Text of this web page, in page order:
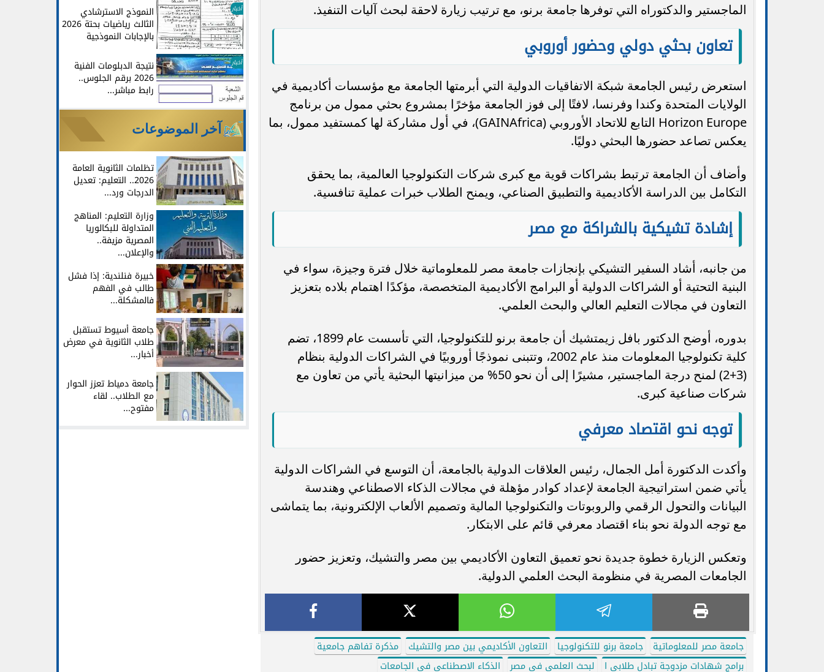
الماجستير والدكتوراه التي توفرها جامعة برنو، مع ترتيب زيارة لاحقة لبحث آليات التنفيذ.
تعاون بحثي دولي وحضور أوروبي
استعرض رئيس الجامعة شبكة الاتفاقيات الدولية التي أبرمتها الجامعة مع مؤسسات أكاديمية في
الولايات المتحدة وكندا وفرنسا، لافتًا إلى فوز الجامعة مؤخرًا بمشروع بحثي ممول من برنامج
Horizon Europe التابع للاتحاد الأوروبي (GAINAfrica)، في أول مشاركة لها كمستفيد ممول، بما
يعكس تصاعد حضورها البحثي دوليًا.
وأضاف أن الجامعة ترتبط بشراكات قوية مع كبرى شركات التكنولوجيا العالمية، بما يحقق
التكامل بين الدراسة الأكاديمية والتطبيق الصناعي، ويمنح الطلاب خبرات عملية تنافسية.
إشادة تشيكية بالشراكة مع مصر
من جانبه، أشاد السفير التشيكي بإنجازات جامعة مصر للمعلوماتية خلال فترة وجيزة، سواء في
البنية التحتية أو الشراكات الدولية أو البرامج الأكاديمية المتخصصة، مؤكدًا اهتمام بلاده بتعزيز
التعاون في مجالات التعليم العالي والبحث العلمي.
بدوره، أوضح الدكتور بافل زيمتشيك أن جامعة برنو للتكنولوجيا، التي تأسست عام 1899، تضم
كلية تكنولوجيا المعلومات منذ عام 2002، وتتبنى نموذجًا أوروبيًا في الشراكات الدولية بنظام
(3+2) لمنح درجة الماجستير، مشيرًا إلى أن نحو 50% من ميزانيتها البحثية يأتي من تعاون مع
شركات صناعية كبرى.
توجه نحو اقتصاد معرفي
وأكدت الدكتورة أمل الجمال، رئيس العلاقات الدولية بالجامعة، أن التوسع في الشراكات الدولية
يأتي ضمن استراتيجية الجامعة لإعداد كوادر مؤهلة في مجالات الذكاء الاصطناعي وهندسة
البيانات والتحول الرقمي والروبوتات والتكنولوجيا المالية وتصميم الألعاب الإلكترونية، بما يتماشى
مع توجه الدولة نحو بناء اقتصاد معرفي قائم على الابتكار.
وتعكس الزيارة خطوة جديدة نحو تعميق التعاون الأكاديمي بين مصر والتشيك، وتعزيز حضور
الجامعات المصرية في منظومة البحث العلمي الدولية.
جامعة مصر للمعلوماتية جامعة برنو للتكنولوجيا التعاون الأكاديمي بين مصر والتشيك
مذكرة تفاهم جامعية
برامج شهادات مزدوجة تبادل طلابي ا
لبحث العلمي في مصر الذكاء الاصطناعي في الجامعات
أخبار النموذج الاسترشادي
الثالث رياضيات بحتة 2026
بالإجابات النموذجية
أخبار نتيجة الدبلومات الفنية
2026 برقم الجلوس..
رابط مباشر...
آخر الموضوعات
تظلمات الثانوية العامة
2026.. التعليم: تعديل
الدرجات ورد...
وزارة التعليم: المناهج
المتداولة للبكالوريا
المصرية مزيفة..
والإعلان...
خبيرة فنلندية: إذا فشل
طالب في الفهم
فالمشكلة...
جامعة أسيوط تستقبل
طلاب الثانوية في معرض
أخبار...
جامعة دمياط تعزز الحوار
مع الطلاب.. لقاء
مفتوح...